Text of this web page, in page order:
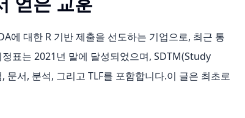
대한 R 기반 제출을 선도하는 기업으로, 최근 통
표는 2021년 말에 달성되었으며, SDTM(Study
서, 분석, 그리고 TLF를 포함합니다.이 글은 최초로